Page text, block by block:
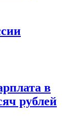
в
рублей